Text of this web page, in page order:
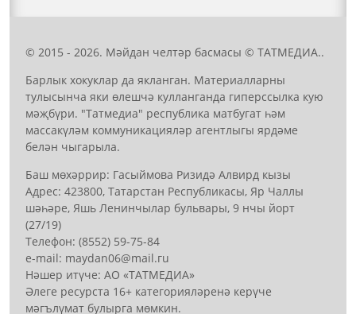
© 2015 - 2026. Мәйдан челтәр басмасы © ТАТМЕДИА..
Барлык хокуклар да якланган. Материалларны
тулысынча яки өлешчә кулланганда гиперссылка кую
мәҗбүри. "Татмедиа" республика матбугат һәм
массакүләм коммуникацияләр агентлыгы ярдәме
белән чыгарыла.
Баш мөхәррир: Гасыймова Ризидә Алвирд кызы
Адрес: 423800, Татарстан Республикасы, Яр Чаллы
шәһәре, Яшь Ленинчылар бульвары, 9 нчы йорт
(27/19)
Телефон: (8552) 59-75-84
е-mail: mауdаn06@mail.гu
Нәшер итүче: АО «ТАТМЕДИА»
Әлеге ресурста 16+ категорияләренә керүче
мәгълүмат булырга мөмкин.